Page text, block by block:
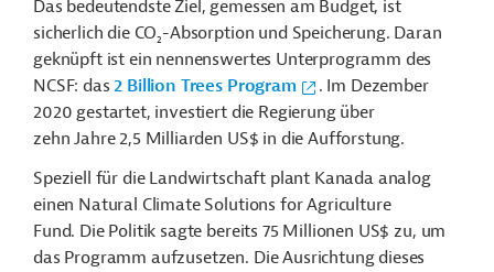
Das bedeutendste Ziel, gemessen am Budget, ist
sicherlich die CO2-Absorption und Speicherung. Daran
geknüpft ist ein nennenswertes Unterprogramm des
NCSF: das2 Billion Trees Program
. Im Dezember
2020 gestartet, investiert die Regierung über
zehn Jahre 2,5 Milliarden US$ in die Aufforstung.
Speziell für die Landwirtschaft plant Kanada analog
einen Natural Climate Solutions for Agriculture
Fund. Die Politik sagte bereits 75 Millionen US$ zu, um
das Programm aufzusetzen. Die Ausrichtung dieses